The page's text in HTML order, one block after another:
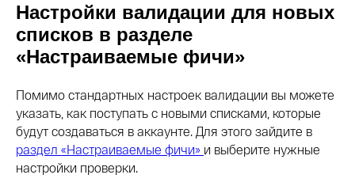
Настройки валидации для новых
списков в разделе
«Настраиваемые фичи»
Помимо стандартных настроек валидации вы можете
указать, как поступать с новыми списками, которые
будут создаваться в аккаунте. Для этого зайдите в
раздел «Настраиваемые фичи» и выберите нужные
настройки проверки.